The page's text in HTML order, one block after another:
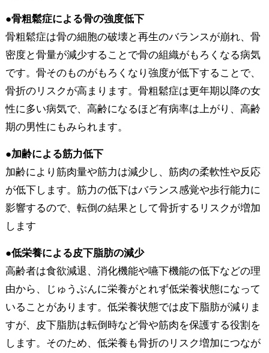
●骨粗鬆症による骨の強度低下
骨粗鬆症は骨の細胞の破壊と再生のバランスが崩れ、骨
密度と骨量が減少することで骨の組織がもろくなる病気
です。骨そのものがもろくなり強度が低下することで、
骨折のリスクが高まります。骨粗鬆症は更年期以降の女
性に多い病気で、高齢になるほど有病率は上がり、高齢
期の男性にもみられます。
●加齢による筋力低下
加齢により筋肉量や筋力は減少し、筋肉の柔軟性や反応
が低下します。筋力の低下はバランス感覚や歩行能力に
影響するので、転倒の結果として骨折するリスクが増加
します
●低栄養による皮下脂肪の減少
高齢者は食欲減退、消化機能や嚥下機能の低下などの理
由から、じゅうぶんに栄養がとれず低栄養状態になって
いることがあります。低栄養状態では皮下脂肪が減りま
すが、皮下脂肪は転倒時など骨や筋肉を保護する役割を
します。そのため、低栄養も骨折のリスク増加につなが